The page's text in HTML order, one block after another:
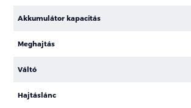
Akkumulátor kapacitás
Meghajtás
Váltó
Hajtáslánc